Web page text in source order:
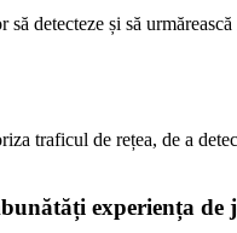
detecteze și să
traficul de rețea, de a
experiența de